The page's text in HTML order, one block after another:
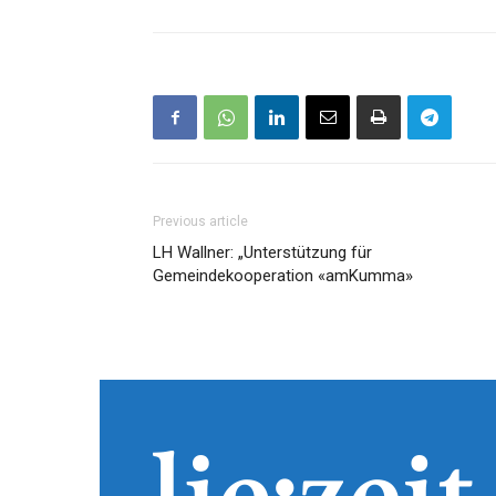
Previous article
LH Wallner: „Unterstützung für
Gemeindekooperation «amKumma»